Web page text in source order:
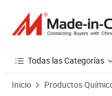
Todas las Categorías
Inicio Productos